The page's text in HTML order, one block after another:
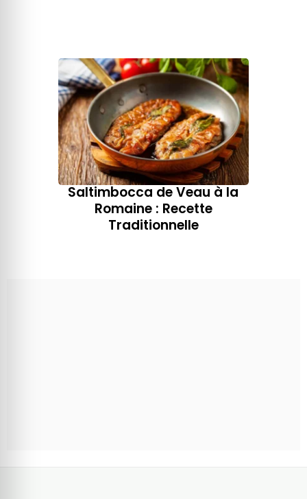
Saltimbocca de Veau à la
Romaine : Recette
Traditionnelle